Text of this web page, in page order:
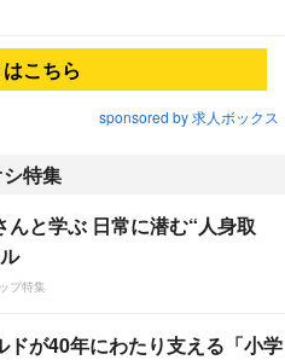
こちら
sponsored by 求人ボックス
特集
んと学ぶ 日常に潜む“人身取
プ特集
ドが40年にわたり支える「小学